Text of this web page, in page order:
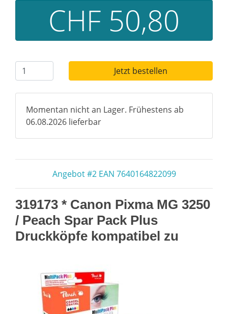
CHF 50,80
Jetzt bestellen
Momentan nicht an Lager. Frühestens ab
06.08.2026 lieferbar
Angebot #2 EAN 7640164822099
319173 * Canon Pixma MG 3250
/ Peach Spar Pack Plus
Druckköpfe kompatibel zu